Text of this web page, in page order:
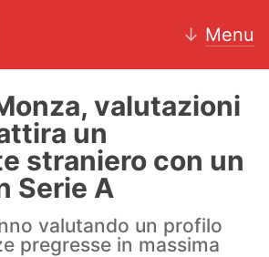
↓ Menu
valutazioni
un
straniero con un
Serie A
valutando un profilo
pregresse in massima